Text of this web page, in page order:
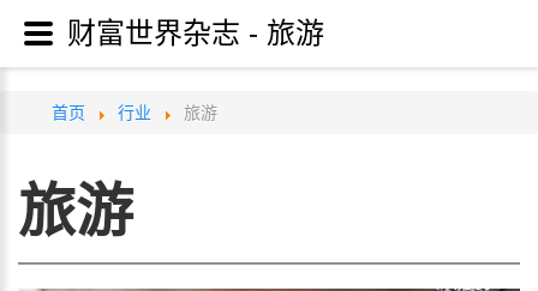
首页 行业 旅游
旅游
财富世界杂志 - 旅游